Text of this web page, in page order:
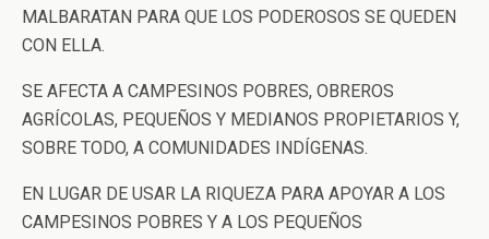
MALBARATAN PARA QUE LOS PODEROSOS SE QUEDEN
CON ELLA.
SE AFECTA A CAMPESINOS POBRES, OBREROS
AGRÍCOLAS, PEQUEÑOS Y MEDIANOS PROPIETARIOS Y,
SOBRE TODO, A COMUNIDADES INDÍGENAS.
EN LUGAR DE USAR LA RIQUEZA PARA APOYAR A LOS
CAMPESINOS POBRES Y A LOS PEQUEÑOS